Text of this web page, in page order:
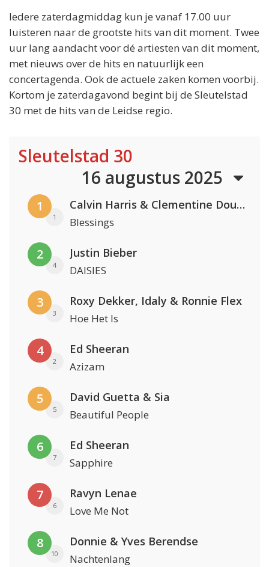
Iedere zaterdagmiddag kun je vanaf 17.00 uur
luisteren naar de grootste hits van dit moment. Twee
uur lang aandacht voor dé artiesten van dit moment,
met nieuws over de hits en natuurlijk een
concertagenda. Ook de actuele zaken komen voorbij.
Kortom je zaterdagavond begint bij de Sleutelstad
30 met de hits van de Leidse regio.
Sleutelstad 30
16 augustus 2025
1
1
Calvin Harris & Clementine Douglas
Blessings
2
4
Justin Bieber
DAISIES
3
3
Roxy Dekker, Idaly & Ronnie Flex
Hoe Het Is
4
2
Ed Sheeran
Azizam
5
5
David Guetta & Sia
Beautiful People
6
7
Ed Sheeran
Sapphire
7
6
Ravyn Lenae
Love Me Not
8
10
Donnie & Yves Berendse
Nachtenlang